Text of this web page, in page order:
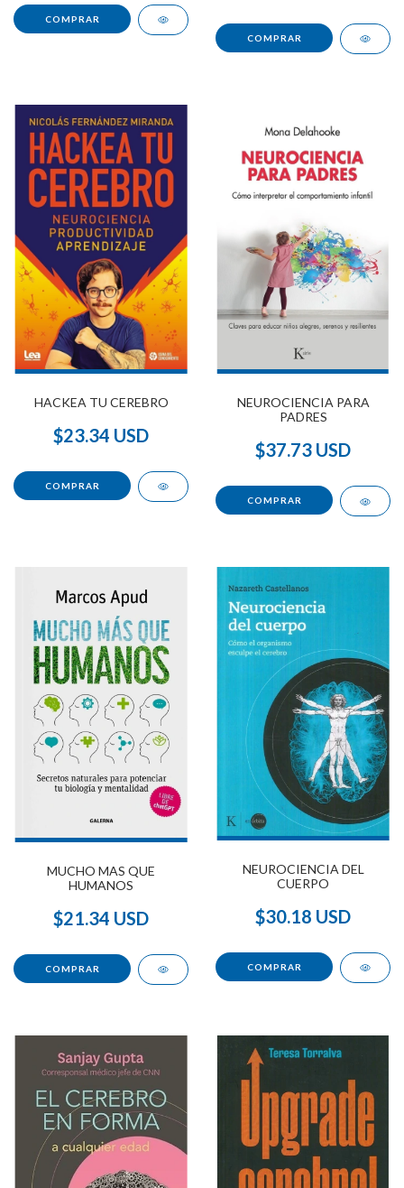
HACKEA TU CEREBRO
$23.34 USD
NEUROCIENCIA PARA
PADRES
$37.73 USD
MUCHO MAS QUE
HUMANOS
$21.34 USD
NEUROCIENCIA DEL
CUERPO
$30.18 USD